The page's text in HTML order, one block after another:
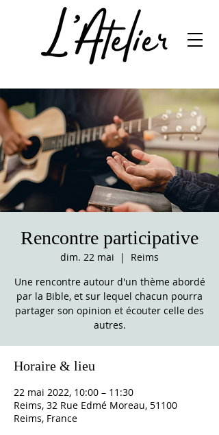
Rencontre participative
dim. 22 mai
  |
Reims
Une rencontre autour d'un thème abordé
par la Bible, et sur lequel chacun pourra
partager son opinion et écouter celle des
autres.
Horaire & lieu
22 mai 2022, 10:00 – 11:30
Reims, 32 Rue Edmé Moreau, 51100
Reims, France